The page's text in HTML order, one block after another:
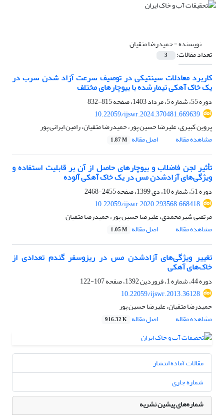
نویسنده =حمیدرضا متقیان
تعداد مقالات: 3
کاربرد معادلات سینتیکی در توصیف سرعت آزاد شدن سرب در
یک خاک آهکی تیمارشده با بیوچارهای مختلف
دوره 55، شماره 5، مرداد 1403، صفحه
815-832
10.22059/ijswr.2024.370481.669639
پروین کبیری، علیرضا حسین پور، حمیدرضا متقیان، رامین ایرانی پور
مشاهده مقاله
اصل مقاله 1.87 M
تأثیر لجن فاضلاب و بیوچارهای حاصل از آن بر قابلیت استفاده و
ویژگی‌های آزادشدن مس در یک خاک آهکی آلوده
دوره 51، شماره 10، دی 1399، صفحه
2455-2468
10.22059/ijswr.2020.293568.668418
مرتضی شیرمحمدی، علیرضا حسین پور، حمیدرضا متقیان
مشاهده مقاله
اصل مقاله 1.05 M
تغییر ویژگی‌های آزادشدن مس در ریزوسفر گندم تعدادی از
خاک‌های آهکی
دوره 44، شماره 1، فروردین 1392، صفحه
107-122
10.22059/ijswr.2013.36128
حمیدرضا متقیان، علیرضا حسین پور
مشاهده مقاله
اصل مقاله 916.32 K
مقالات آماده انتشار
شماره جاری
شماره‌های پیشین نشریه